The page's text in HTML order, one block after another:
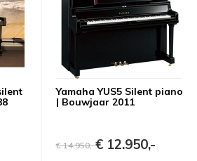
Yamaha YUS5 Silent piano
| Bouwjaar 2011
€ 14.950,-€ 12.950,-